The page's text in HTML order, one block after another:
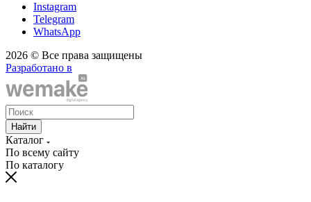
Instagram
Telegram
WhatsApp
2026 © Все права защищены
Разработано в
Найти
Каталог
По всему сайту
По каталогу